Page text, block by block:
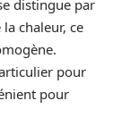
distingue par
chaleur, ce
pour
pour